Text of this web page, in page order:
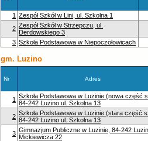
1 Zespół Szkół w Lini, ul. Szkolna 1
2 Zespół Szkół w Strzepczu, ul.
Derdowskiego 3
3 Szkoła Podstawowa w Niepoczołowicach
gm. Luzino
Nr Adres
1 Szkoła Podstawowa w Luzinie (nowa część
84-242 Luzino ul. Szkolna 13
2 Szkoła Podstawowa w Luzinie (stara część
84-242 Luzino ul. Szkolna 13
3 Gimnazjum Publiczne w Luzinie, 84-242
Mickiewicza 22